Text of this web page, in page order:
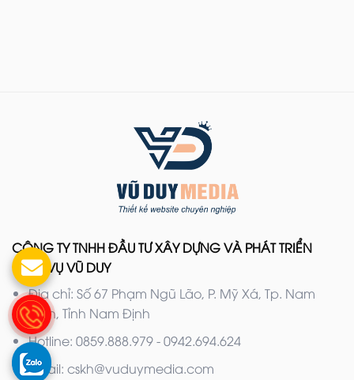
CÔNG TY TNHH ĐẦU TƯ XÂY DỰNG VÀ PHÁT TRIỂN
DỊCH VỤ VŨ DUY
Địa chỉ: Số 67 Phạm Ngũ Lão, P. Mỹ Xá, Tp. Nam
Định, Tỉnh Nam Định
Hotline: 0859.888.979 - 0942.694.624
Email: cskh@vuduymedia.com